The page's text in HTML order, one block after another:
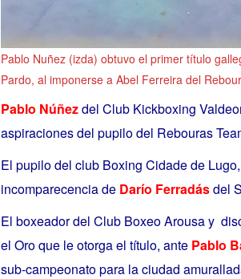
Pablo Nuñez (izda) obtuvo el primer título
Pardo, al imponerse a Abel Ferreira del
Pablo Núñezdel Club Kickboxing
aspiraciones del pupilo del Rebouras
El pupilo del club Boxing Cidade de Lugo,
incomparecencia de Darío Ferradásdel
El boxeador del Club Boxeo Arousa y
el Oro que le otorga el título, ante Pablo
sub-campeonato para la ciudad